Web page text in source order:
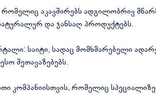
აკავშირებს ადგილობრივ
და ჯანსაღ პროდუქტებს.
საიტი, სადაც მომხმარებელი
შეთავაზებებს.
კომპანიისთვის, რომელიც